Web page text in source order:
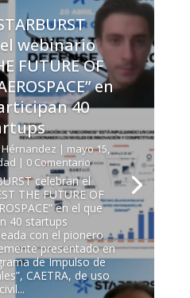
webinario
FUTURE OF
en
40
| mayo 15,
| 0 Comentario
celebran el
THE FUTURE OF
en el que
40 startups
con el pionero
presentado en
de Impulso de
CAETRA, de uso
civil...